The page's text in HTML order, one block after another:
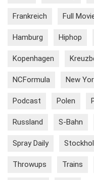
Frankreich Full
Hamburg Hiphop
Kopenhagen
NCFormula New
Podcast Polen
Russland S-Bahn
Spray Daily
Throwups Trains